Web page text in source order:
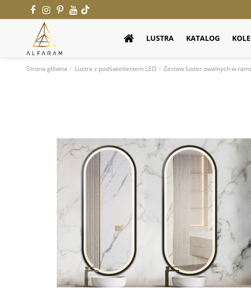
LUSTRA KATALOG
Strona główna Lustra z podświetleniem LED Zestaw luster owalnych w